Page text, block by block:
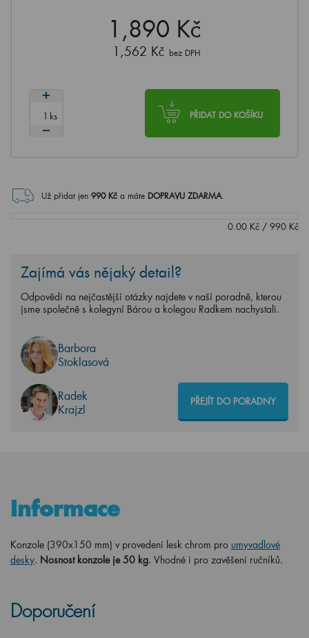
1,890 Kč
1,562 Kč bez DPH
PŘIDAT DO KOŠÍKU
ks
Už přidat jen 990Kč a máte DOPRAVU ZDARMA.
0.00 Kč / 990 Kč
Zajímá vás nějaký detail?
Odpovědi na nejčastější otázky najdete v naší poradně, kterou
jsme společně s kolegyní Bárou a kolegou Radkem nachystali.
Barbora
Stoklasová
Radek
Krajzl
PŘEJÍT DO PORADNY
Informace
Konzole (390x150 mm) v provedení lesk chrom pro umyvadlové
desky. Nosnost konzole je 50 kg. Vhodné i pro zavěšení ručníků.
Doporučení